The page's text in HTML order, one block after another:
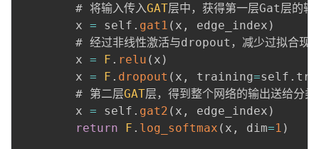
        # 将输入传入
GAT层中，获得第一层Gat层的输
        x
= self . gat1 ( x , edge_index )
# 经过非线性激活与dropout，减少过拟合现
        x
= F . relu ( x )
        x
= F . dropout ( x , training=self .
        # 第二层
GAT层，得到整个网络的输出送给分
        x
= self . gat2 ( x , edge_index )
return
F . log_softmax ( x , dim=1 )